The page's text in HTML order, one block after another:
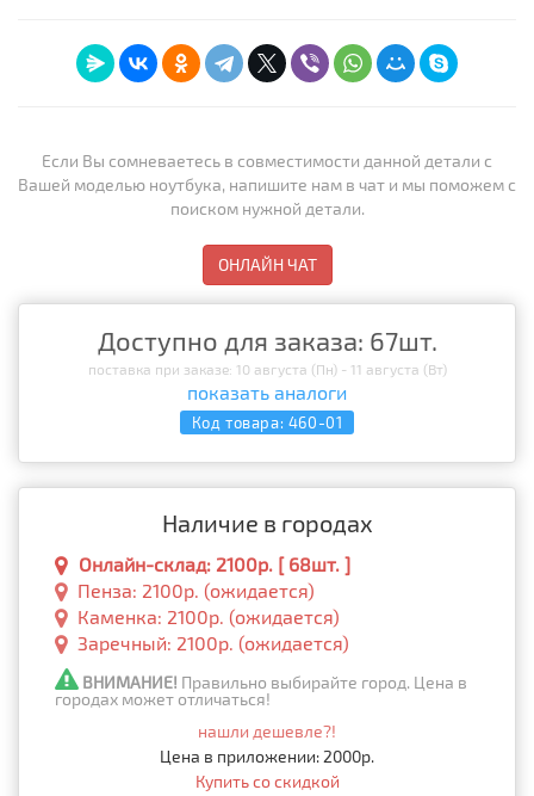
Если Вы сомневаетесь в совместимости данной детали с
Вашей моделью ноутбука, напишите нам в чат и мы поможем с
поиском нужной детали.
ОНЛАЙН ЧАТ
Доступно для заказа: 67шт.
поставка при заказе: 10 августа (Пн) - 11 августа (Вт)
показать аналоги
Код товара: 460-01
Наличие в городах
Онлайн-склад: 2100р. [ 68шт. ]
Пенза: 2100р. (ожидается)
Каменка: 2100р. (ожидается)
Заречный: 2100р. (ожидается)
ВНИМАНИЕ! Правильно выбирайте город. Цена в
городах может отличаться!
нашли дешевле?!
Цена в приложении: 2000р.
Купить со скидкой